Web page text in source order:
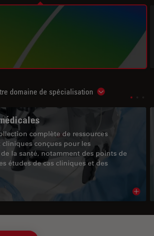
domaine de spécialisation Show
complète de ressources
conçues pour les
la santé, notamment des points de
études de cas cliniques et des